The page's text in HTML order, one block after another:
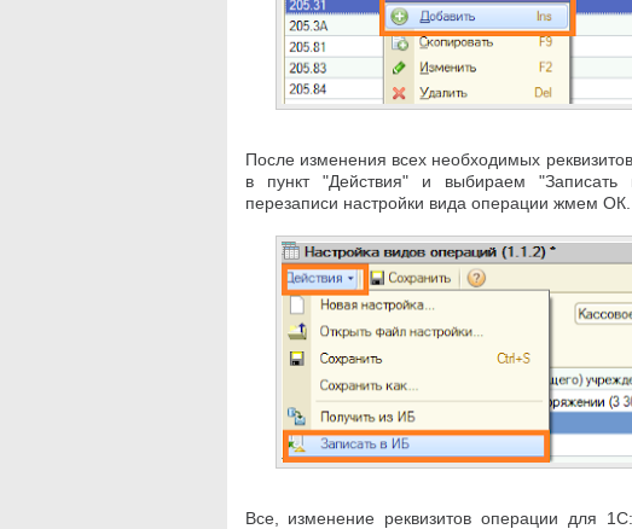
После изменения всех необходимых
в пункт "Действия" и выбираем
перезаписи настройки вида операции жмем ОК.
Все, изменение реквизитов операции для